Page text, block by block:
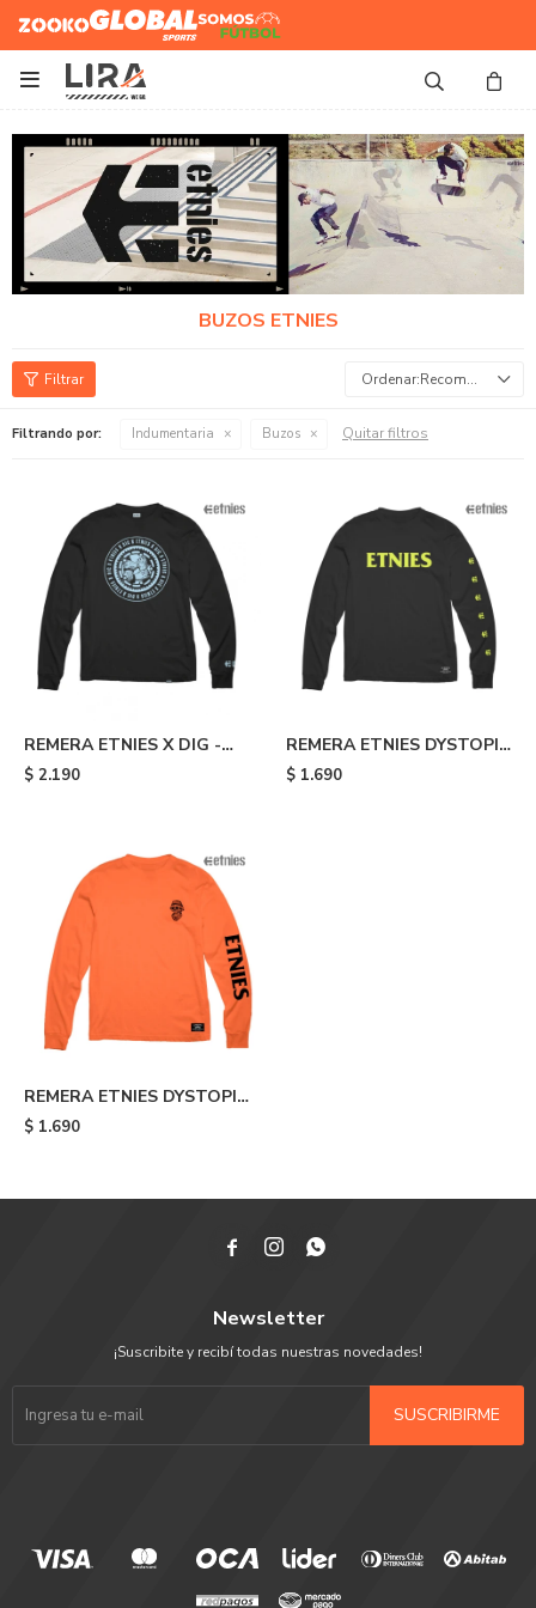
Zooko Global Sports
Somos
Futbol

BUZOS ETNIES
Recomendados
Filtrando por: Indumentaria Buzos Quitar filtros
REMERA ETNIES X DIG -
Black
$ 2.190
REMERA ETNIES DYSTOPIA
- Black
$ 1.690
REMERA ETNIES DYSTOPIA
- Orange
$ 1.690
  
Newsletter
¡Suscribite y recibí todas nuestras novedades!
SUSCRIBIRME